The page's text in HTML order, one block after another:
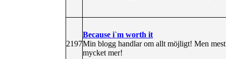
2197
Because i`m worth it
Min blogg handlar om allt möjligt! Men
mycket mer!